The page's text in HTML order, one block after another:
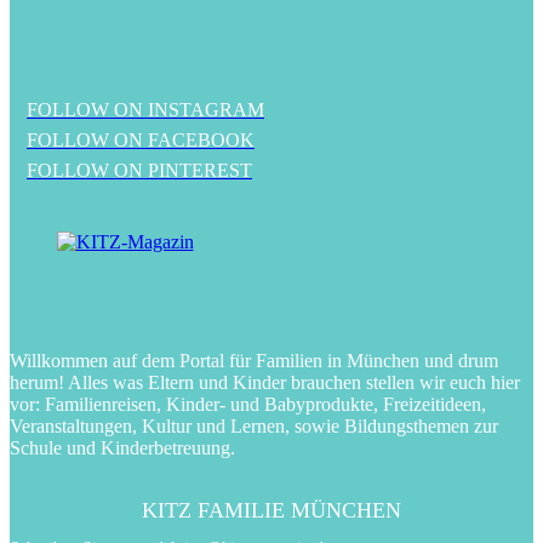
FOLLOW ON INSTAGRAM
FOLLOW ON FACEBOOK
FOLLOW ON PINTEREST
Willkommen auf dem Portal für Familien in München und drum
herum! Alles was Eltern und Kinder brauchen stellen wir euch hier
vor: Familienreisen, Kinder- und Babyprodukte, Freizeitideen,
Veranstaltungen, Kultur und Lernen, sowie Bildungsthemen zur
Schule und Kinderbetreuung.
KITZ FAMILIE MÜNCHEN